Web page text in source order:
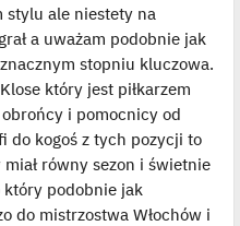
stylu ale niestety na
a uważam podobnie jak
stopniu kluczowa.
który jest piłkarzem
i pomocnicy od
do kogoś z tych pozycji to
równy sezon i świetnie
który podobnie jak
do mistrzostwa Włochów i